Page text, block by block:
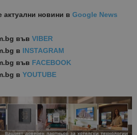
актуални новини в Google News
във VIBER
в INSTAGRAM
във FACEBOOK
в YOUTUBE